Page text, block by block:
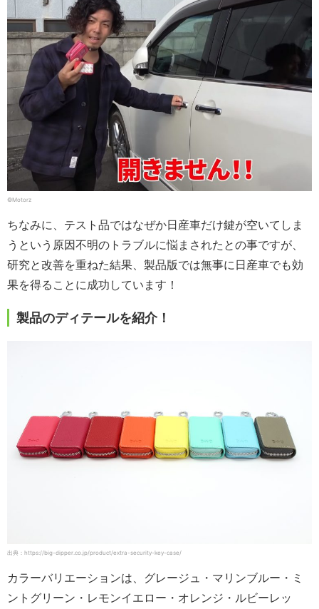
©Motorz
ちなみに、テスト品ではなぜか日産車だけ鍵が空いてしま
うという原因不明のトラブルに悩まされたとの事ですが、
研究と改善を重ねた結果、製品版では無事に日産車でも効
果を得ることに成功しています！
製品のディテールを紹介！
出典：https://big-dipper.co.jp/product/extra-security-key-case/
カラーバリエーションは、グレージュ・マリンブルー・ミ
ントグリーン・レモンイエロー・オレンジ・ルビーレッ